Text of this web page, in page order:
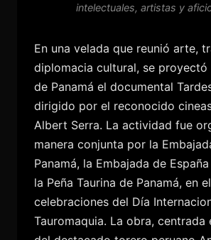
intelectuales, artistas y
En una velada que reunió arte,
diplomacia cultural, se proyectó
de Panamá el documental
dirigido por el reconocido
Albert Serra. La actividad fue
manera conjunta por la
Panamá, la Embajada de
la Peña Taurina de Panamá, en
celebraciones del Día
Tauromaquia. La obra, centrada